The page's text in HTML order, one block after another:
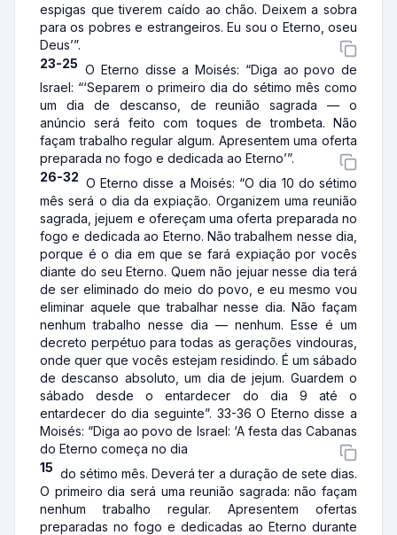
espigas que tiverem caído ao chão. Deixem a sobra
para os pobres e estrangeiros. Eu sou o Eterno, oseu
Deus’”.
23-25 O Eterno disse a Moisés: “Diga ao povo de
Israel: “‘Separem o primeiro dia do sétimo mês como
um dia de descanso, de reunião sagrada — o
anúncio será feito com toques de trombeta. Não
façam trabalho regular algum. Apresentem uma oferta
preparada no fogo e dedicada ao Eterno’”.
26-32 O Eterno disse a Moisés: “O dia 10 do sétimo
mês será o dia da expiação. Organizem uma reunião
sagrada, jejuem e ofereçam uma oferta preparada no
fogo e dedicada ao Eterno. Não trabalhem nesse dia,
porque é o dia em que se fará expiação por vocês
diante do seu Eterno. Quem não jejuar nesse dia terá
de ser eliminado do meio do povo, e eu mesmo vou
eliminar aquele que trabalhar nesse dia. Não façam
nenhum trabalho nesse dia — nenhum. Esse é um
decreto perpétuo para todas as gerações vindouras,
onde quer que vocês estejam residindo. É um sábado
de descanso absoluto, um dia de jejum. Guardem o
sábado desde o entardecer do dia 9 até o
entardecer do dia seguinte”. 33-36 O Eterno disse a
Moisés: “Diga ao povo de Israel: ‘A festa das Cabanas
do Eterno começa no dia
15 do sétimo mês. Deverá ter a duração de sete dias.
O primeiro dia será uma reunião sagrada: não façam
nenhum trabalho regular. Apresentem ofertas
preparadas no fogo e dedicadas ao Eterno durante